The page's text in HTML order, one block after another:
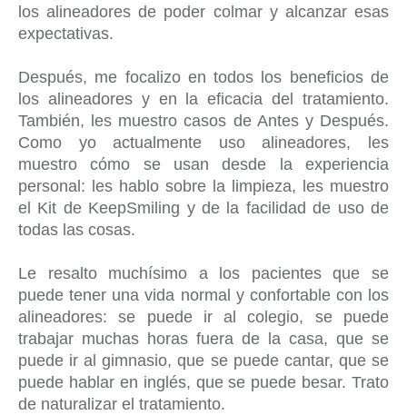
los alineadores de poder colmar y alcanzar esas
expectativas.
Después, me focalizo en todos los beneficios de
los alineadores y en la eficacia del tratamiento.
También, les muestro casos de Antes y Después.
Como yo actualmente uso alineadores, les
muestro cómo se usan desde la experiencia
personal: les hablo sobre la limpieza, les muestro
el Kit de KeepSmiling y de la facilidad de uso de
todas las cosas.
Le resalto muchísimo a los pacientes que se
puede tener una vida normal y confortable con los
alineadores: se puede ir al colegio, se puede
trabajar muchas horas fuera de la casa, que se
puede ir al gimnasio, que se puede cantar, que se
puede hablar en inglés, que se puede besar. Trato
de naturalizar el tratamiento.